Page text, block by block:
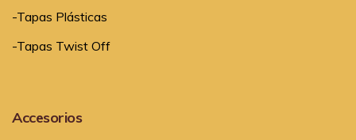
-Tapas Plásticas
-Tapas Twist Off
Accesorios